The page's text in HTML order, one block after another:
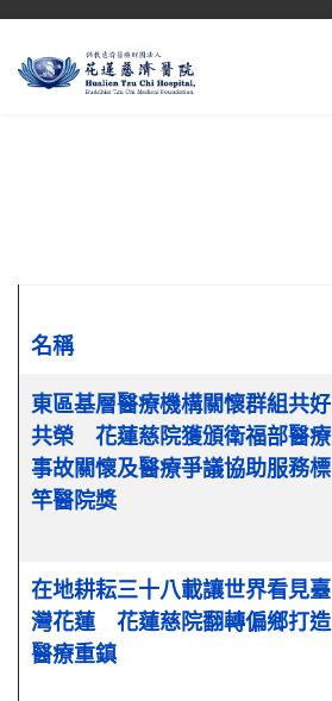
文章列表
名稱
東區基層醫療機構關懷群組共好
共榮 花蓮慈院獲頒衛福部醫療
事故關懷及醫療爭議協助服務標
竿醫院獎
在地耕耘三十八載讓世界看見臺
灣花蓮 花蓮慈院翻轉偏鄉打造
醫療重鎮